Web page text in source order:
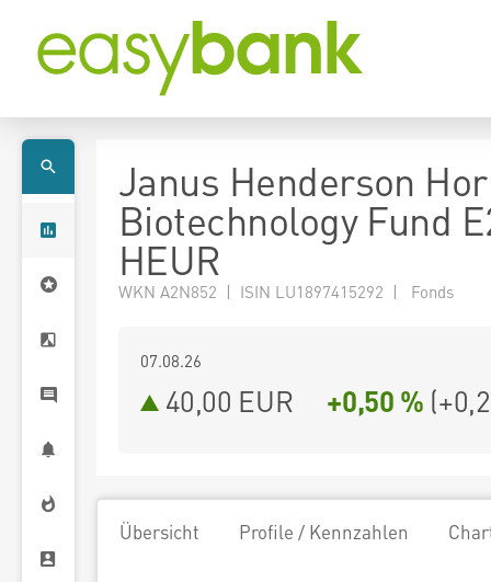
Janus Henderson
Biotechnology Fund
HEUR
WKN A2N852 | ISIN LU1897415292 | Fonds
07.08.26
40,00 EUR +0,50 % (
Übersicht Profile / Kennzahlen